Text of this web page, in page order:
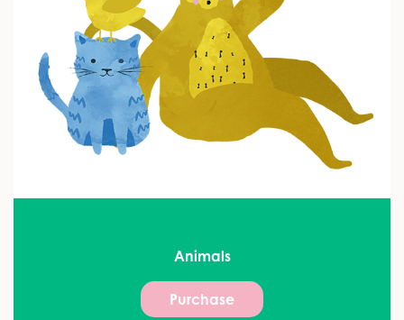
Animals
Purchase